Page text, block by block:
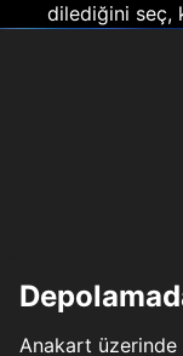
dilediğini seç,
Anakart üzerinde